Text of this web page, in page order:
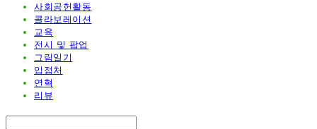
사회공헌활동
콜라보레이션
교육
전시 및 팝업
그림일기
입점처
연혁
리뷰